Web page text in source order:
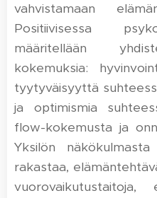
vahvistamaan
Positiivisessa
määritellään
kokemuksia:
tyytyväisyyttä
ja optimismia
flow-kokemusta ja
Yksilön
rakastaa,